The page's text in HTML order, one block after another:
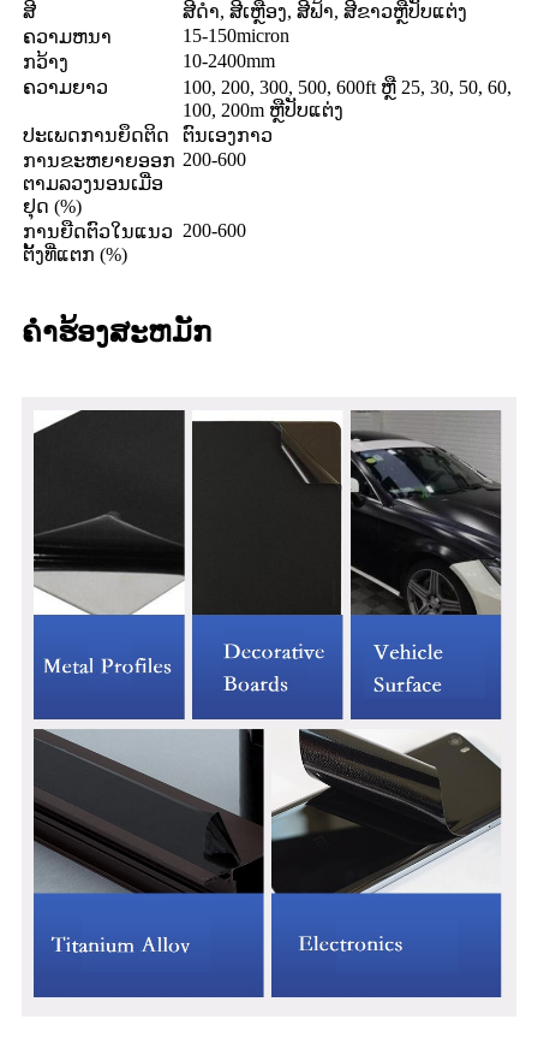
ສີ
ສີດໍາ, ສີເຫຼືອງ, ສີຟ້າ, ສີຂາວຫຼືປັບແຕ່ງ
ຄວາມຫນາ
15-150micron
ກວ້າງ
10-2400mm
ຄວາມຍາວ
100, 200, 300, 500, 600ft ຫຼື 25, 30, 50, 60,
100, 200m ຫຼືປັບແຕ່ງ
ປະເພດການຍຶດຕິດ
ຕົນເອງກາວ
ການຂະຫຍາຍອອກ
ຕາມລວງນອນເມື່ອ
ຢຸດ (%)
200-600
ການຍືດຕົວໃນແນວ
ຕັ້ງທີ່ແຕກ (%)
200-600
ຄໍາຮ້ອງສະຫມັກ